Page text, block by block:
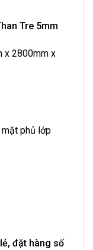
Tre 5mm
x 2800mm x
phủ lớp
đặt hàng số